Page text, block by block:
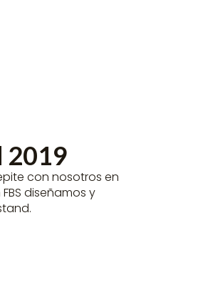
2019
con nosotros en
diseñamos y